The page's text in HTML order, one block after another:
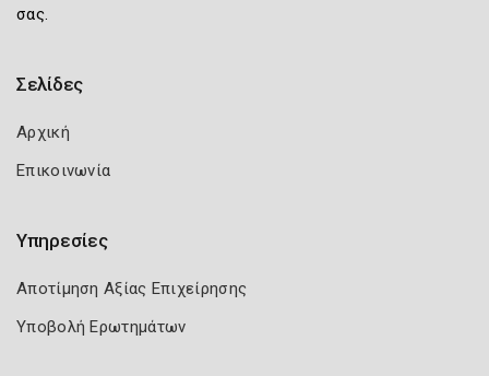
σας.
Σελίδες
Αρχική
Επικοινωνία
Υπηρεσίες
Αποτίμηση Αξίας Επιχείρησης
Υποβολή Ερωτημάτων